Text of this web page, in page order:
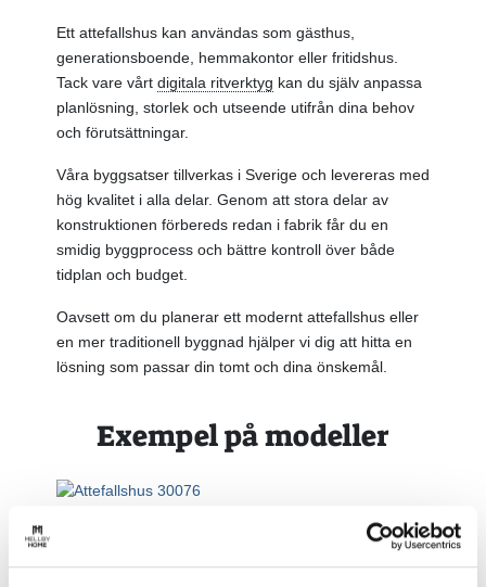
Ett attefallshus kan användas som gästhus,
generationsboende, hemmakontor eller fritidshus.
Tack vare vårt digitala ritverktyg kan du själv anpassa
planlösning, storlek och utseende utifrån dina behov
och förutsättningar.
Våra byggsatser tillverkas i Sverige och levereras med
hög kvalitet i alla delar. Genom att stora delar av
konstruktionen förbereds redan i fabrik får du en
smidig byggprocess och bättre kontroll över både
tidplan och budget.
Oavsett om du planerar ett modernt attefallshus eller
en mer traditionell byggnad hjälper vi dig att hitta en
lösning som passar din tomt och dina önskemål.
Exempel på modeller